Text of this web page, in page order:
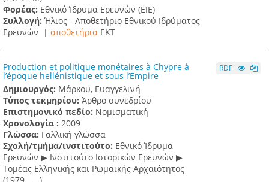
Φορέας: Εθνικό Ίδρυμα Ερευνών (ΕΙΕ)
Συλλογή:Ήλιος - Αποθετήριο Εθνικού Ιδρύματος
Ερευνών | αποθετήρια EKT
Production et politique monétaires à Chypre à
l’époque hellénistique et sous l’Empire
Δημιουργός: Μάρκου, Ευαγγελινή
Τύπος τεκμηρίου: Άρθρο συνεδρίου
Επιστημονικό πεδίο: Νομισματική
Χρονολογία : 2009
Γλώσσα: Γαλλική γλώσσα
Σχολή/τμήμα/ινστιτούτο: Εθνικό Ίδρυμα
Ερευνών ▶ Ινστιτούτο Ιστορικών Ερευνών ▶
Τομέας Ελληνικής και Ρωμαϊκής Αρχαιότητος
RDF